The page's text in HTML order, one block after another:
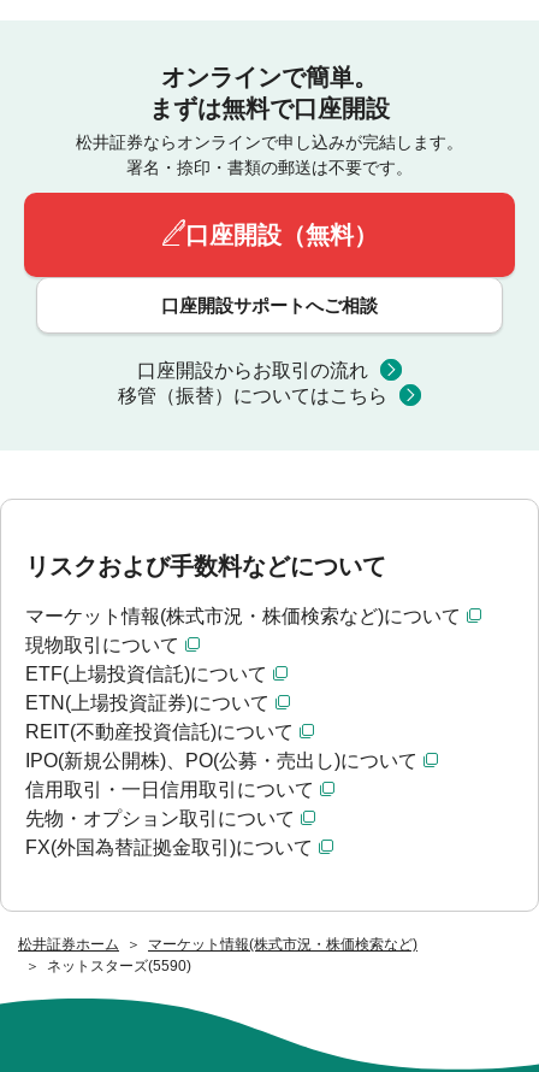
松井証券ホーム
マーケット情報(株式市況・株価検索など)
ネットスターズ(5590)
オンラインで簡単。
まずは無料で口座開設
松井証券ならオンラインで申し込みが完結します。
署名・捺印・書類の郵送は不要です。
口座開設（無料）
口座開設サポートへご相談
口座開設からお取引の流れ
移管（振替）についてはこちら
リスクおよび手数料などについて
マーケット情報(株式市況・株価検索など)について
現物取引について
ETF(上場投資信託)について
ETN(上場投資証券)について
REIT(不動産投資信託)について
IPO(新規公開株)、PO(公募・売出し)について
信用取引・一日信用取引について
先物・オプション取引について
FX(外国為替証拠金取引)について